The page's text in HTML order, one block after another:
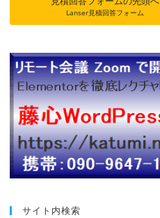
Lanser見積回答フォーム
サイト内検索